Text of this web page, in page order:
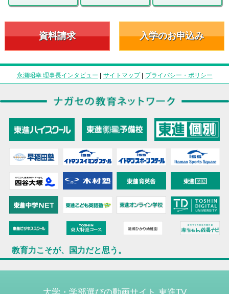
資料請求 入学のお申込み
永瀬昭幸 理事長インタビュー | サイトマップ| プライバシー・ポリシー
教育力こそが、国力だと思う。